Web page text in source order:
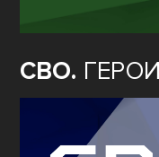
СВО. ГЕРОИ